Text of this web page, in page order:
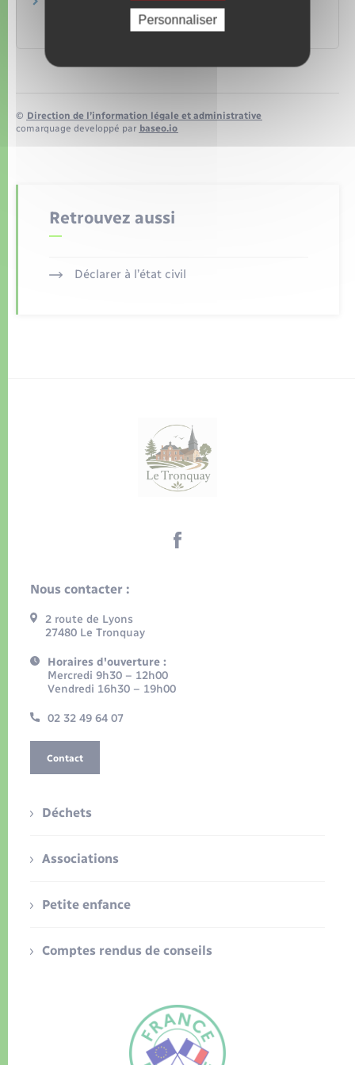
prélèvement à la source ?
Ministère chargé de l'économie
© Direction de l’information légale et administrative
comarquage developpé par baseo.io
Retrouvez aussi
Déclarer à l’état civil
Nous contacter :
2 route de Lyons
27480 Le Tronquay
Horaires d'ouverture :
Mercredi 9h30 – 12h00
Vendredi 16h30 – 19h00
02 32 49 64 07
Contact
Déchets
Associations
Petite enfance
Comptes rendus de conseils
Personnaliser